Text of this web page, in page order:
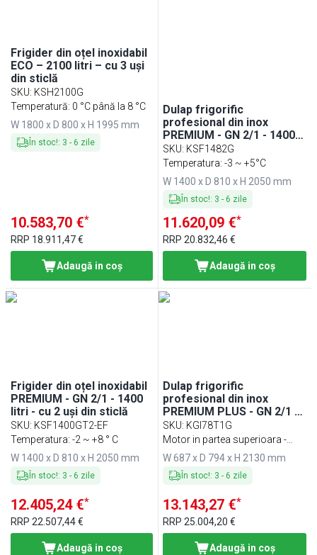
Frigider din oțel inoxidabil
ECO – 2100 litri – cu 3 uși
din sticlă
SKU: KSH2100G
Temperatură: 0 °C până la 8 °C
W 1800 x D 800 x H 1995 mm
În stoc!: 3 - 6 zile
10.583,70 €*
RRP 18.911,47 €
Adaugă in coş
Dulap frigorific
profesional din inox
PREMIUM - GN 2/1 - 1400 l
- -2/+8 °C - cu 4 jumătăți
de ușă din sticlă - răcire
ventilată; agent R290;
iluminare LED; dezghețare
automată
SKU: KSF1482G
Temperatura: -3 ~ +5°C
W 1400 x D 810 x H 2050 mm
În stoc!: 3 - 6 zile
11.620,09 €*
RRP20.832,46 €
Adaugă in coş
Frigider din oțel inoxidabil
PREMIUM - GN 2/1 - 1400
litri - cu 2 uși din sticlă
SKU: KSF1400GT2-EF
Temperatura: -2 ~ +8 ° C
W 1400 x D 810 x H 2050 mm
În stoc!: 3 - 6 zile
12.405,24 €*
RRP 22.507,44 €
Adaugă in coş
Dulap frigorific
profesional din inox
PREMIUM PLUS - GN 2/1 -
560 l - -2/+8 °C - cu 1 ușă
din sticlă
SKU: KGI78T1G
Motor in partea superioara -
temperatura (+2 ~ +6 °C)
W 687 x D 794 x H 2130 mm
În stoc!: 3 - 6 zile
13.143,27 €*
RRP25.004,20 €
Adaugă in coş